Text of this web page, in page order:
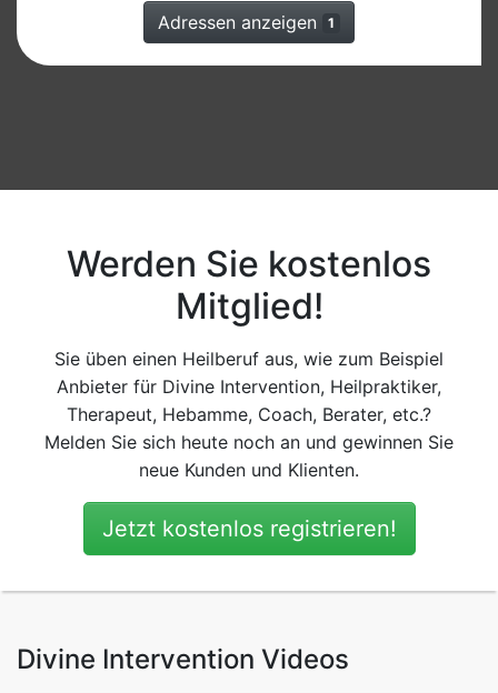
Adressen anzeigen 1
Werden Sie kostenlos
Mitglied!
Sie üben einen Heilberuf aus, wie zum Beispiel
Anbieter für Divine Intervention, Heilpraktiker,
Therapeut, Hebamme, Coach, Berater, etc.?
Melden Sie sich heute noch an und gewinnen Sie
neue Kunden und Klienten.
Jetzt kostenlos registrieren!
Divine Intervention Videos